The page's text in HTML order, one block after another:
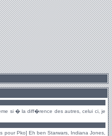
si � la diff�rence des autres, celui ci, je
pour Pko] Eh ben Starwars, Indiana Jones,